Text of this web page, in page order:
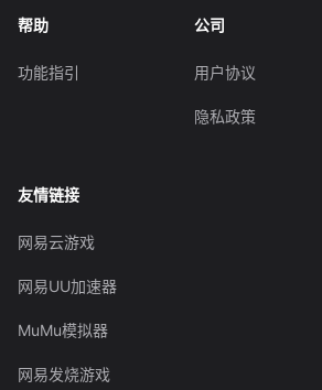
帮助
功能指引
公司
用户协议
隐私政策
友情链接
网易云游戏
网易UU加速器
MuMu模拟器
网易发烧游戏